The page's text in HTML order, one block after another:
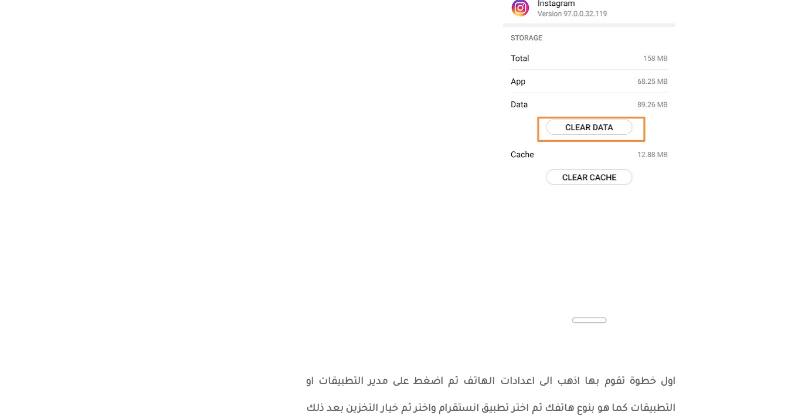
اول خطوة تقوم بها اذهب الى اعدادات الهاتف ثم اضغط على مدير التطبيقات او
التطبيقات كما هو بنوع هاتفك ثم اختر تطبيق انستقرام واختر ثم خيار التخزين بعد ذلك